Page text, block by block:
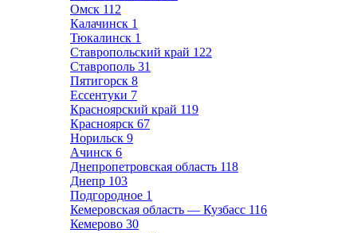
Омск 112
Калачинск 1
Тюкалинск 1
Ставропольский край 122
Ставрополь 31
Пятигорск 8
Ессентуки 7
Красноярский край 119
Красноярск 67
Норильск 9
Ачинск 6
Днепропетровская область 118
Днепр 103
Подгородное 1
Кемеровская область — Кузбасс 116
Кемерово 30